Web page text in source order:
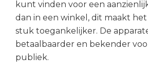
kunt vinden voor een
dan in een winkel, dit maakt
stuk toegankelijker. De
betaalbaarder en bekender
publiek.